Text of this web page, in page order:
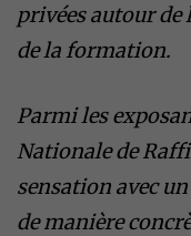
privées autour
de la formation.
Parmi les
Nationale de
sensation avec
de manière